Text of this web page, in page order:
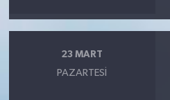
23 MART
PAZARTESI